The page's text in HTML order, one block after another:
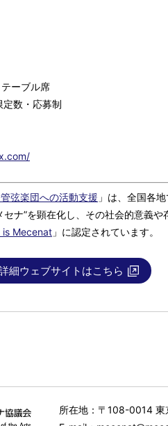
ーブル席
数・応募制
弦楽団への活動支援 」は、全国各
ナ”を顕在化し、その社会的意義
is Mecenat 」に認定されています。
細ウェブサイトはこちら
所在地：〒108-0014